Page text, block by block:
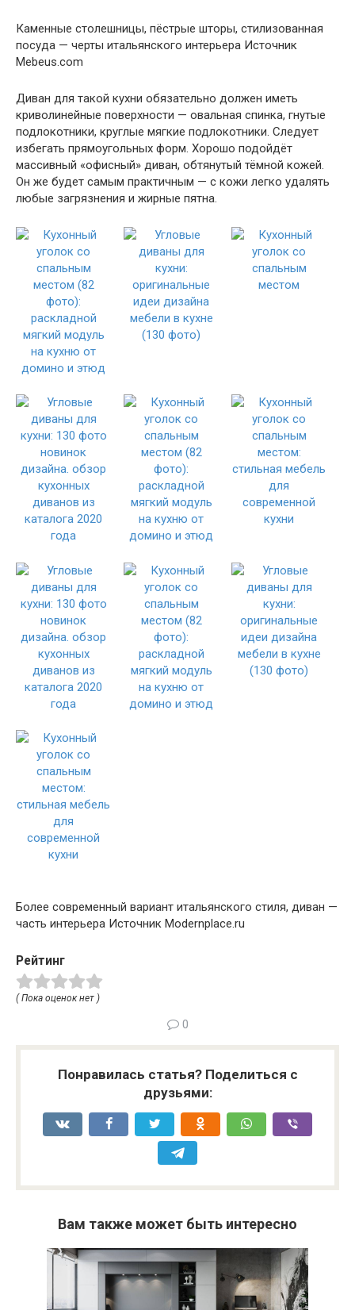
Каменные столешницы, пёстрые шторы, стилизованная
посуда — черты итальянского интерьера Источник
Mebeus.com
Диван для такой кухни обязательно должен иметь
криволинейные поверхности — овальная спинка, гнутые
подлокотники, круглые мягкие подлокотники. Следует
избегать прямоугольных форм. Хорошо подойдёт
массивный «офисный» диван, обтянутый тёмной кожей.
Он же будет самым практичным — с кожи легко удалять
любые загрязнения и жирные пятна.
Более современный вариант итальянского стиля, диван —
часть интерьера Источник Modernplace.ru
Рейтинг
( Пока оценок нет )
0
Понравилась статья? Поделиться с
друзьями:
Вам также может быть интересно